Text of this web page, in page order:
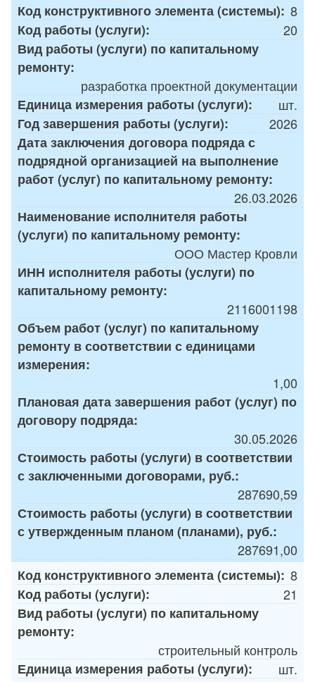
Код конструктивного элемента (системы): 8
Код работы (услуги):
20
Вид работы (услуги) по капитальному
ремонту:
разработка проектной документации
Единица измерения работы (услуги):
шт.
Год завершения работы (услуги):
2026
Дата заключения договора подряда с
подрядной организацией на выполнение
работ (услуг) по капитальному ремонту:
26.03.2026
Наименование исполнителя работы
(услуги) по капитальному ремонту:
ООО Мастер Кровли
ИНН исполнителя работы (услуги) по
капитальному ремонту:
2116001198
Объем работ (услуг) по капитальному
ремонту в соответствии с единицами
измерения:
1,00
Плановая дата завершения работ (услуг) по
договору подряда:
30.05.2026
Стоимость работы (услуги) в соответствии
с заключенными договорами, руб.:
287690,59
Стоимость работы (услуги) в соответствии
с утвержденным планом (планами), руб.:
287691,00
Код конструктивного элемента (системы): 8
Код работы (услуги):
21
Вид работы (услуги) по капитальному
ремонту:
строительный контроль
Единица измерения работы (услуги):
шт.